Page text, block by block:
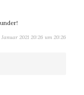
Januar 2021 20:26 um 20:26